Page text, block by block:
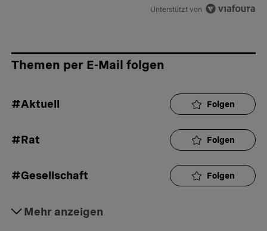
Unterstützt von
Themen per E-Mail folgen
#Aktuell Folgen
#Rat Folgen
#Gesellschaft Folgen
Mehr anzeigen
#Justiz